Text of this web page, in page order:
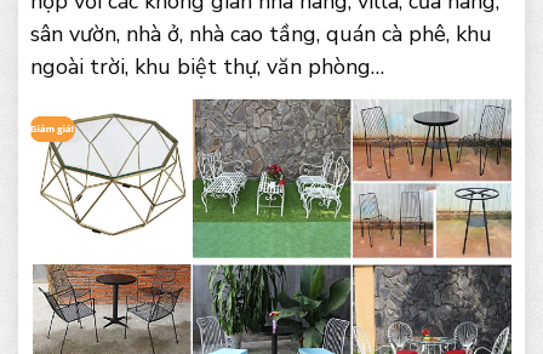
sân vườn, nhà ở, nhà cao tầng, quán cà phê, khu
ngoài trời, khu biệt thự, văn phòng…